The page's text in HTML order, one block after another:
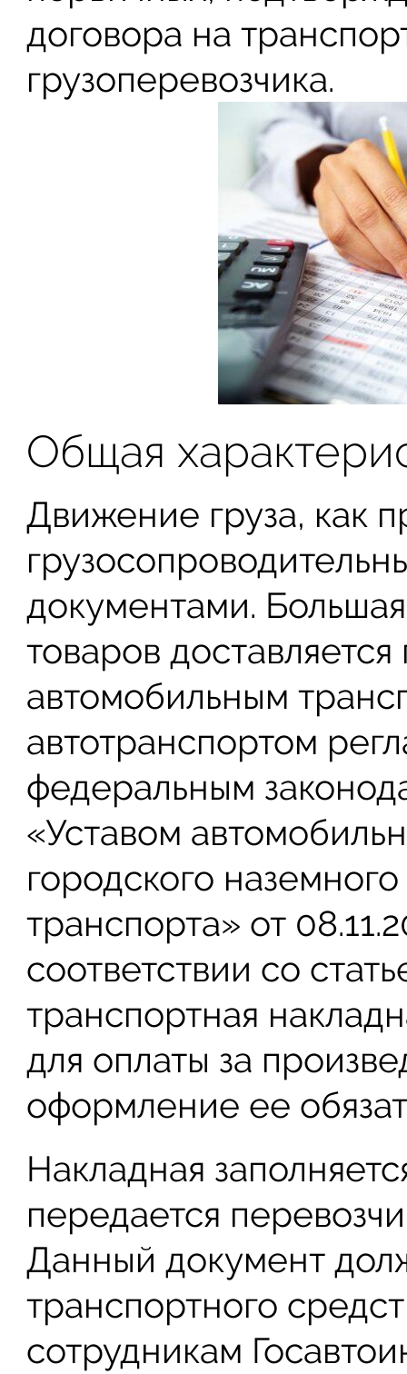
договора на
грузоперевозчика.
Общая
Движение груза, как
документами.
товаров
автомобильным
автотранспортом
федеральным
«Уставом
городского
транспорта» от
соответствии со
транспортная
для оплаты за
оформление ее
Накладная
передается
Данный документ
транспортного
сотрудникам